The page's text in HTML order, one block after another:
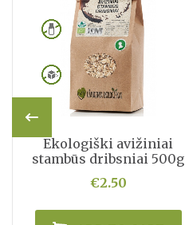
Ekologiški avižiniai
stambūs dribsniai 500g
€2.50